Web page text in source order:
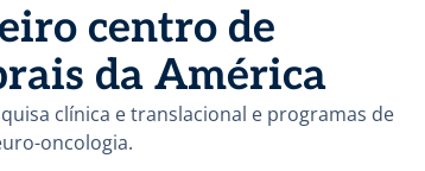
centro de
da América
clínica e translacional e programas de
oncologia.